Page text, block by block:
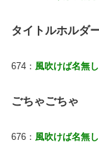
タイトルホルダ
674： 風吹けば名無し
ごちゃごちゃ
676： 風吹けば名無し